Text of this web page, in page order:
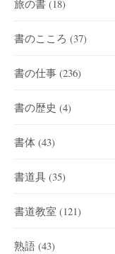
旅の書 (18)
書のこころ (37)
書の仕事 (236)
書の歴史 (4)
書体 (43)
書道具 (35)
書道教室 (121)
熟語 (43)